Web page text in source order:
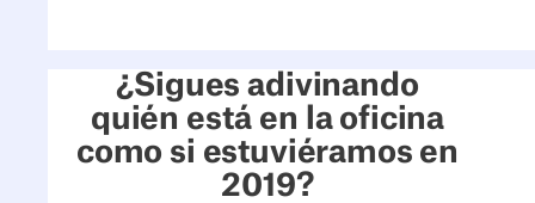
¿Sigues adivinando
quién está en la oficina
como si estuviéramos en
2019?